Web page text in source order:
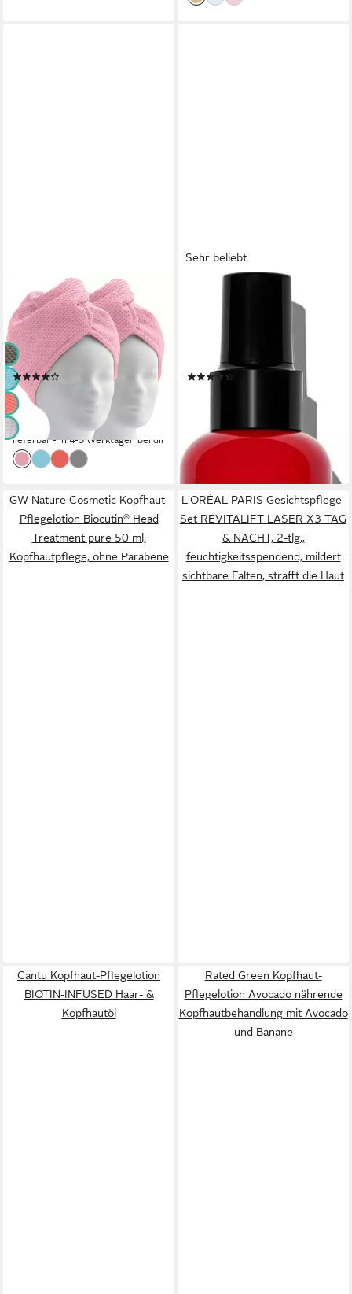
ELEXACARE
Turban-Handtuch Haarturban
mit Knopf, Mikrofaser (2-St),
Turbanhandtuch mit Knopf
und Schlaufe
14,45 €
16,95 €
(7,23 €/ 1 Stk)
-15%
lieferbar - in 4-5 Werktagen bei dir
Sehr beliebt
Leave-in Pflege UNIQONE
TREATMENT, Sprühkur mit
zehn Vorteilen für trockenes
und strapaziertes Haar.
lieferbar - in 1-2 Werktagen bei dir
GW Nature Cosmetic Kopfhaut-
Pflegelotion Biocutin® Head
Treatment pure 50 ml,
Kopfhautpflege, ohne Parabene
L'ORÉAL PARIS Gesichtspflege-
Set REVITALIFT LASER X3 TAG
& NACHT, 2-tlg.,
feuchtigkeitsspendend, mildert
sichtbare Falten, strafft die Haut
Cantu Kopfhaut-Pflegelotion
BIOTIN-INFUSED Haar- &
Kopfhautöl
Rated Green Kopfhaut-
Pflegelotion Avocado nährende
Kopfhautbehandlung mit Avocado
und Banane